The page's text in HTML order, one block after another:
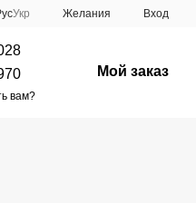
Укр Желания Вход
вам?
Мой заказ